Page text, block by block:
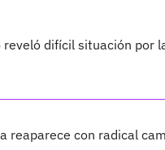
reveló difícil situación por
reaparece con radical